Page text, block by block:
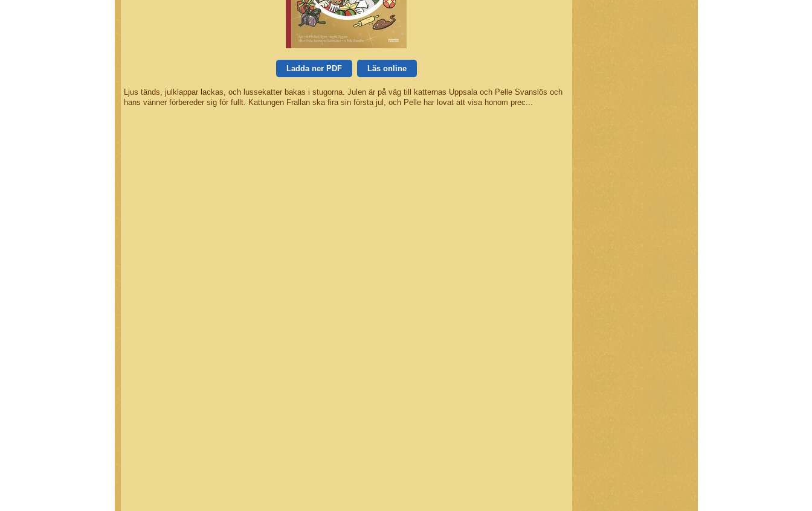
Ladda ner PDF Läs online
Ljus tänds, julklappar lackas, och lussekatter bakas i stugorna. Julen är på väg till katternas Uppsala och Pelle Svanslös och
hans vänner förbereder sig för fullt. Kattungen Frallan ska fira sin första jul, och Pelle har lovat att visa honom prec...